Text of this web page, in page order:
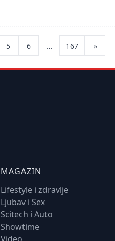
5 6 … 167 »
MAGAZIN
Lifestyle i zdravlje
Ljubav i Sex
Scitech i Auto
Showtime